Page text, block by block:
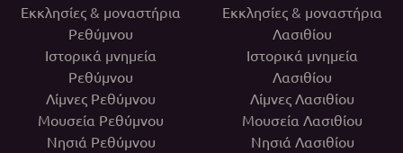
Εκκλησίες & μοναστήρια
Ρεθύμνου
Ιστορικά μνημεία
Ρεθύμνου
Λίμνες Ρεθύμνου
Μουσεία Ρεθύμνου
Νησιά Ρεθύμνου
Εκκλησίες & μοναστήρια
Λασιθίου
Ιστορικά μνημεία
Λασιθίου
Λίμνες Λασιθίου
Μουσεία Λασιθίου
Νησιά Λασιθίου